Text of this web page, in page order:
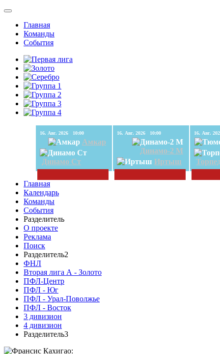
Главная
Команды
События
16. Авг. 2026 10:00
Амкар
Динамо Ст
16. Авг. 2026 10:00
Динамо-2 М
Иртыш
Главная
Календарь
Команды
События
Разделитель
О проекте
Реклама
Поиск
Разделитель2
ФНЛ
Вторая лига А - Золото
ПФЛ-Центр
ПФЛ - Юг
ПФЛ - Урал-Поволжье
ПФЛ - Восток
3 дивизион
4 дивизион
Разделитель3